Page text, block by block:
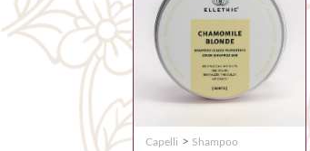
Capelli > Shampoo